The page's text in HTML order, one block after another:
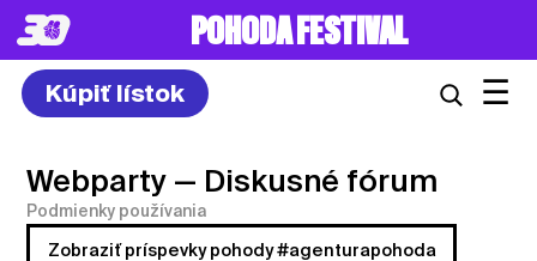
POHODA FESTIVAL
Kúpiť lístok ☰
Webparty — Diskusné fórum
Podmienky používania
Zobraziť príspevky pohody #agenturapohoda